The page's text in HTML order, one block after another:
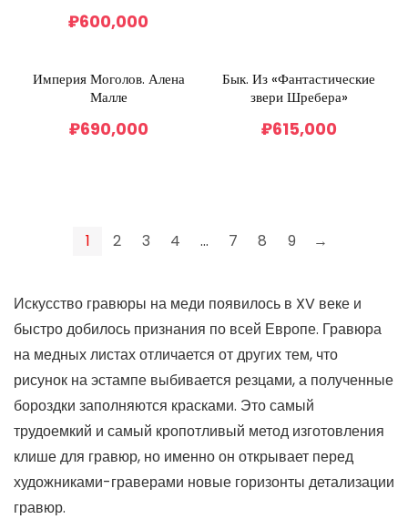
₽600,000
Империя Моголов. Алена
Малле
₽690,000
Бык. Из «Фантастические
звери Шребера»
₽615,000
1 2 3 4 … 7 8 9 →
Искусство гравюры на меди появилось в XV веке и
быстро добилось признания по всей Европе. Гравюра
на медных листах отличается от других тем, что
рисунок на эстампе выбивается резцами, а полученные
бороздки заполняются красками. Это самый
трудоемкий и самый кропотливый метод изготовления
клише для гравюр, но именно он открывает перед
художниками-граверами новые горизонты детализации
гравюр.